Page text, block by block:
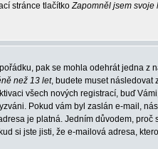
stránce tlačítkoZapomněl jsem svoje
pak se mohla odehrát jedna z
než 13 let, budete muset následovat
všech nových registrací, buď
Pokud vám byl zaslán e-mail,
je platná. Jedním důvodem, proč
si jste jisti, že e-mailová adresa,